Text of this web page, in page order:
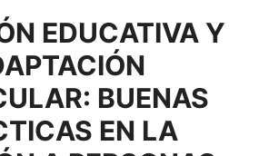
EDUCATIVA Y
BUENAS
EN LA